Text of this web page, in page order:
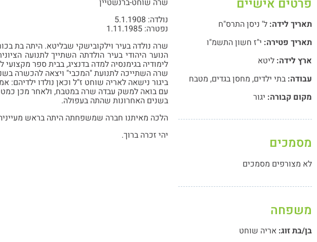
פרטים אישיים
תאריך לידה: ל' ניסן התרס"ח
תאריך פטירה: י"ז חשון התשמ"ו
ארץ לידה: ליטא
עבודה: בתי ילדים, מחסן בגדים, מטבח
מקום קבורה: יגור
מסמכים
לא מצורפים מסמכים
משפחה
בן/בת זוג: אריה שוחט
נולדה: 5.1.1908
נפטרה: 1.11.1985
שרה נולדה בעיר וילקובישקי שבליטא. היתה בת
הנוער היהודי בעיר הולדתה השתייך לתנועה
לימודיה בגימנסיה למדה בדנציג, בבית ספר מקצועי
שרה השתייכה לתנועת "המכבי" ויצאה להכשרה בשנת 1935. אחרי שנתיים, ב-1937 עלתה ארצה והגיע
ביגור נישאה לאריה שוחט ז"ל וכאן נולדו ילדיהם:
עם בואה למשק עבדה שרה במטבח, ולאחר מכן
בשנים האחרונות שהתה בעפולה.
הלכה מאיתנו חברה שמשפחתה היתה בראש
יהי זכרה ברוך.